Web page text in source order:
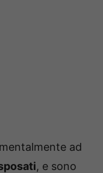
ad
, e sono